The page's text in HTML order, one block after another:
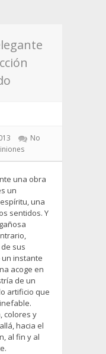
No
una obra
un
una
sentidos. Y
sus
instante
acoge en
de un
artificio que
colores y
hacia el
al fin y al